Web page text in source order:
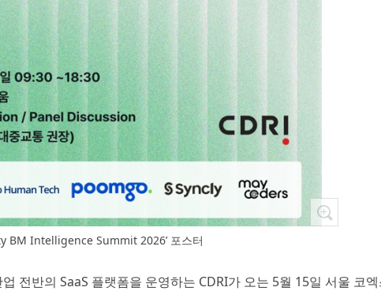
BM Intelligence Summit 2026’ 포스터
전반의 SaaS 플랫폼을 운영하는 CDRI가 오는 5월 15일 서울 코